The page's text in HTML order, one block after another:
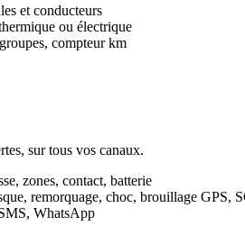
et conducteurs
ou électrique
compteur km
sur tous vos canaux.
zones, contact, batterie
remorquage, choc, brouillage GPS,
WhatsApp